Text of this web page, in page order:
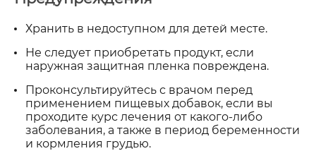
Хранить в недоступном для детей месте.
Не следует приобретать продукт, если
наружная защитная пленка повреждена.
Проконсультируйтесь с врачом перед
применением пищевых добавок, если вы
проходите курс лечения от какого-либо
заболевания, а также в период беременности
и кормления грудью.